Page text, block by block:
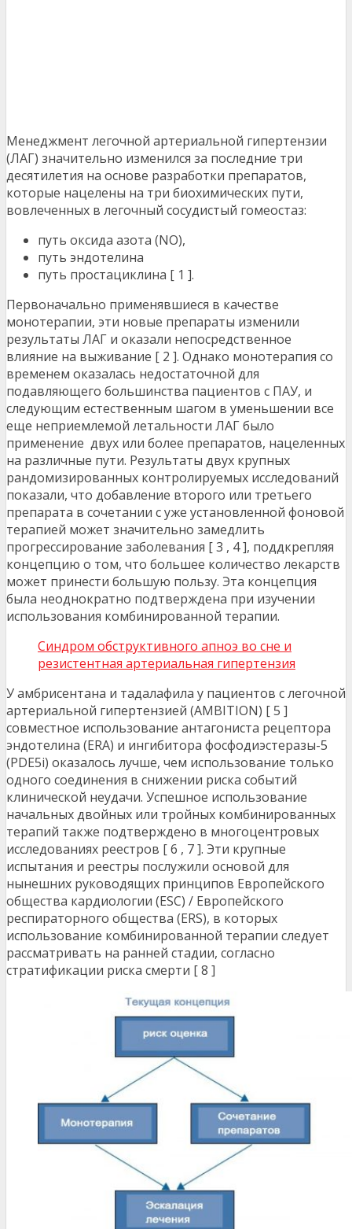
Менеджмент легочной артериальной гипертензии
(ЛАГ) значительно изменился за последние три
десятилетия на основе разработки препаратов,
которые нацелены на три биохимических пути,
вовлеченных в легочный сосудистый гомеостаз:
путь оксида азота (NO),
путь эндотелина
путь простациклина [ 1 ].
Первоначально применявшиеся в качестве
монотерапии, эти новые препараты изменили
результаты ЛАГ и оказали непосредственное
влияние на выживание [ 2 ]. Однако монотерапия со
временем оказалась недостаточной для
подавляющего большинства пациентов с ПАУ, и
следующим естественным шагом в уменьшении все
еще неприемлемой летальности ЛАГ было
применение двух или более препаратов, нацеленных
на различные пути. Результаты двух крупных
рандомизированных контролируемых исследований
показали, что добавление второго или третьего
препарата в сочетании с уже установленной фоновой
терапией может значительно замедлить
прогрессирование заболевания [ 3 , 4 ], поддкрепляя
концепцию о том, что большее количество лекарств
может принести большую пользу. Эта концепция
была неоднократно подтверждена при изучении
использования комбинированной терапии.
Синдром обструктивного апноэ во сне и
резистентная артериальная гипертензия
У амбрисентана и тадалафила у пациентов с легочной
артериальной гипертензией (AMBITION) [ 5 ]
совместное использование антагониста рецептора
эндотелина (ERA) и ингибитора фосфодиэстеразы-5
(PDE5i) оказалось лучше, чем использование только
одного соединения в снижении риска событий
клинической неудачи. Успешное использование
начальных двойных или тройных комбинированных
терапий также подтверждено в многоцентровых
исследованиях реестров [ 6 , 7 ]. Эти крупные
испытания и реестры послужили основой для
нынешних руководящих принципов Европейского
общества кардиологии (ESC) / Европейского
респираторного общества (ERS), в которых
использование комбинированной терапии следует
рассматривать на ранней стадии, согласно
стратификации риска смерти [ 8 ]